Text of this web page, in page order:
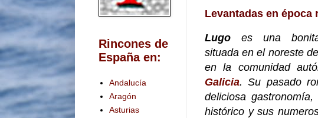
Levantadas en época
Lugo es una
situada en el noreste de
en la comunidad
Galicia. Su pasado
deliciosa
histórico y sus
Rincones de
España en:
Andalucía
Aragón
Asturias